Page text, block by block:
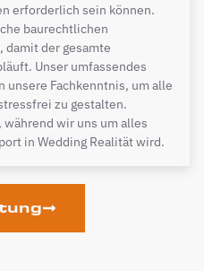
erforderlich sein können.
baurechtlichen
der gesamte
Unser umfassendes
Fachkenntnis, um alle
zu gestalten.
wir uns um alles
in Wedding Realität wird.